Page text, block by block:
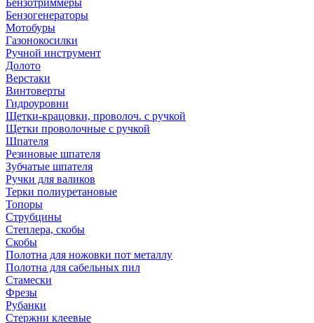
Бензотриммеры
Бензогенераторы
Мотобуры
Газонокосилки
Ручной инструмент
Долото
Верстаки
Винтоверты
Гидроуровни
Щетки-крацовки, проволоч. с ручкой
Щетки проволочные с ручкой
Шпателя
Резиновые шпателя
Зубчатые шпателя
Ручки для валиков
Терки полиуретановые
Топоры
Струбцины
Степлера, скобы
Скобы
Полотна для ножовки пот металлу
Полотна для сабельных пил
Стамески
Фрезы
Рубанки
Стержни клеевые